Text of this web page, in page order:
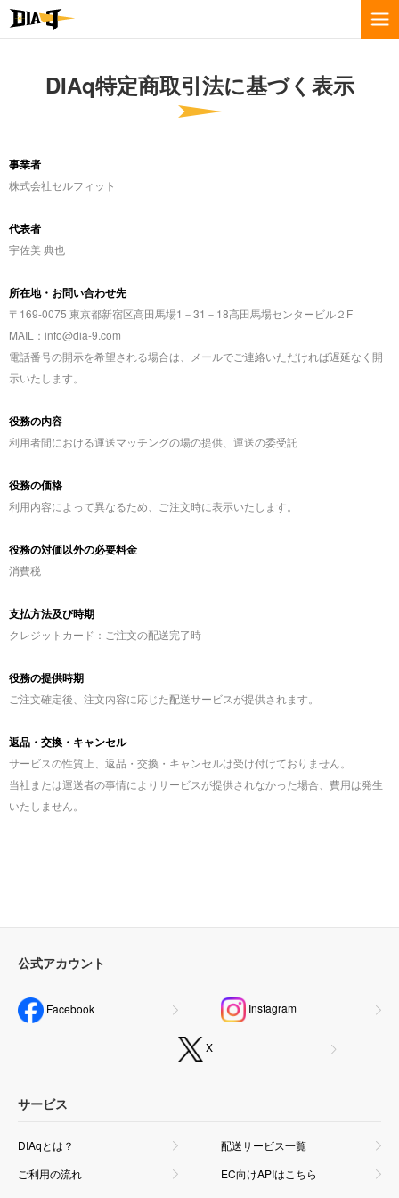
DIAq特定商取引法に基づく表示
事業者
株式会社セルフィット
代表者
宇佐美 典也
所在地・お問い合わせ先
〒169-0075 東京都新宿区高田馬場1－31－18高田馬場センタービル２F
MAIL：info@dia-9.com
電話番号の開示を希望される場合は、メールでご連絡いただければ遅延なく開
示いたします。
役務の内容
利用者間における運送マッチングの場の提供、運送の委受託
役務の価格
利用内容によって異なるため、ご注文時に表示いたします。
役務の対価以外の必要料金
消費税
支払方法及び時期
クレジットカード：ご注文の配送完了時
役務の提供時期
ご注文確定後、注文内容に応じた配送サービスが提供されます。
返品・交換・キャンセル
サービスの性質上、返品・交換・キャンセルは受け付けておりません。
当社または運送者の事情によりサービスが提供されなかった場合、費用は発生
いたしません。
公式アカウント
Facebook Instagram
X
サービス
DIAqとは？
配送サービス一覧
ご利用の流れ
EC向けAPIはこちら